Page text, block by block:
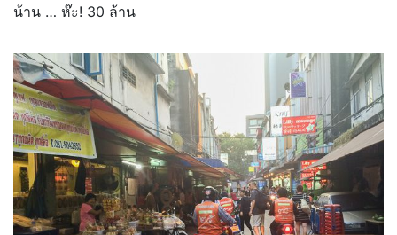
น้าน … ห๊ะ! 30 ล้าน